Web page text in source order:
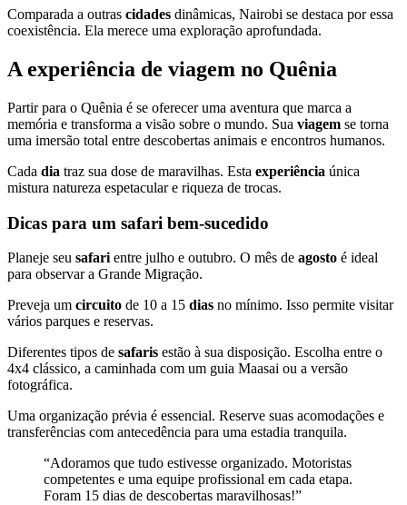
Comparada a outras cidades dinâmicas, Nairobi se destaca por essa
coexistência. Ela merece uma exploração aprofundada.
A experiência de viagem no Quênia
Partir para o Quênia é se oferecer uma aventura que marca a
memória e transforma a visão sobre o mundo. Sua viagem se torna
uma imersão total entre descobertas animais e encontros humanos.
Cada dia traz sua dose de maravilhas. Esta experiência única
mistura natureza espetacular e riqueza de trocas.
Dicas para um safari bem-sucedido
Planeje seu safarientre julho e outubro. O mês de agosto é ideal
para observar a Grande Migração.
Preveja um circuito de 10 a 15 dias no mínimo. Isso permite visitar
vários parques e reservas.
Diferentes tipos de safaris estão à sua disposição. Escolha entre o
4x4 clássico, a caminhada com um guia Maasai ou a versão
fotográfica.
Uma organização prévia é essencial. Reserve suas acomodações e
transferências com antecedência para uma estadia tranquila.
“Adoramos que tudo estivesse organizado. Motoristas
competentes e uma equipe profissional em cada etapa.
Foram 15 dias de descobertas maravilhosas!”